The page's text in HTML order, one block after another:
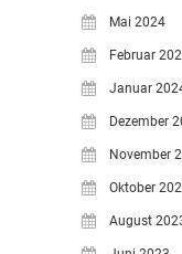
Mai 2024
Februar
Januar
Dezember
November
Oktober
August